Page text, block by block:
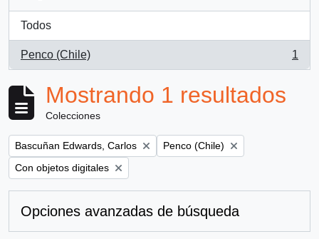
Todos
Penco (Chile)
, 1 resultados
1
Mostrando 1 resultados
Colecciones
Remove filter:
Bascuñan Edwards, Carlos Remove filter:
Penco (Chile)
Remove filter:
Con objetos digitales
Opciones avanzadas de búsqueda